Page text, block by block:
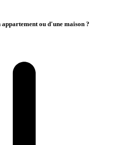
ou d'une maison ?